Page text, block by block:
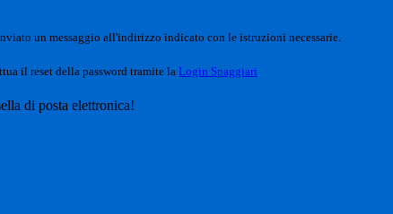
un messaggio all'indirizzo indicato con le istruzioni necessarie.
il reset della password tramite la Login Spaggiari
di posta elettronica!